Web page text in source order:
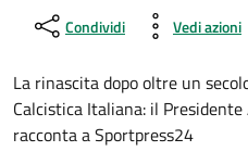
Condividi Vedi azioni
La rinascita dopo oltre un
Calcistica Italiana: il
racconta a Sportpress24